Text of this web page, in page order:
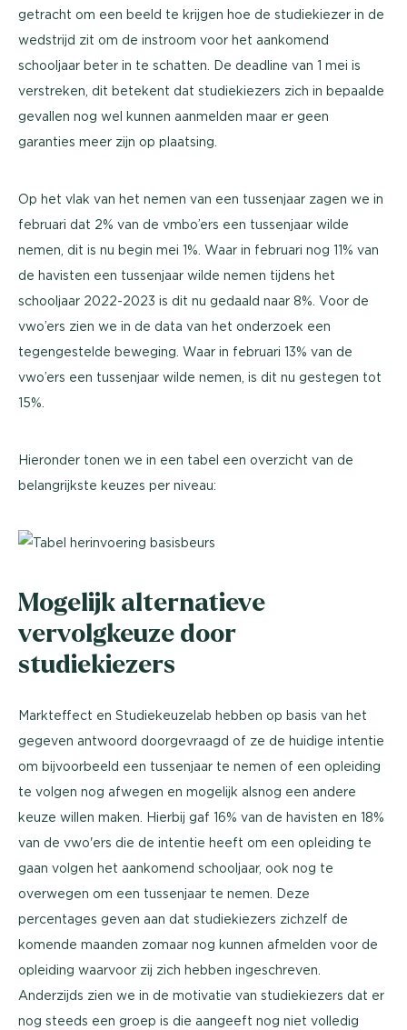
getracht om een beeld te krijgen hoe de studiekiezer in de
wedstrijd zit om de instroom voor het aankomend
schooljaar beter in te schatten. De deadline van 1 mei is
verstreken, dit betekent dat studiekiezers zich in bepaalde
gevallen nog wel kunnen aanmelden maar er geen
garanties meer zijn op plaatsing.
Op het vlak van het nemen van een tussenjaar zagen we in
februari dat 2% van de vmbo’ers een tussenjaar wilde
nemen, dit is nu begin mei 1%. Waar in februari nog 11% van
de havisten een tussenjaar wilde nemen tijdens het
schooljaar 2022-2023 is dit nu gedaald naar 8%. Voor de
vwo’ers zien we in de data van het onderzoek een
tegengestelde beweging. Waar in februari 13% van de
vwo’ers een tussenjaar wilde nemen, is dit nu gestegen tot
15%.
Hieronder tonen we in een tabel een overzicht van de
belangrijkste keuzes per niveau:
Mogelijk alternatieve
vervolgkeuze door
studiekiezers
Markteffect en Studiekeuzelab hebben op basis van het
gegeven antwoord doorgevraagd of ze de huidige intentie
om bijvoorbeeld een tussenjaar te nemen of een opleiding
te volgen nog afwegen en mogelijk alsnog een andere
keuze willen maken. Hierbij gaf 16% van de havisten en 18%
van de vwo'ers die de intentie heeft om een opleiding te
gaan volgen het aankomend schooljaar, ook nog te
overwegen om een tussenjaar te nemen. Deze
percentages geven aan dat studiekiezers zichzelf de
komende maanden zomaar nog kunnen afmelden voor de
opleiding waarvoor zij zich hebben ingeschreven.
Anderzijds zien we in de motivatie van studiekiezers dat er
nog steeds een groep is die aangeeft nog niet volledig